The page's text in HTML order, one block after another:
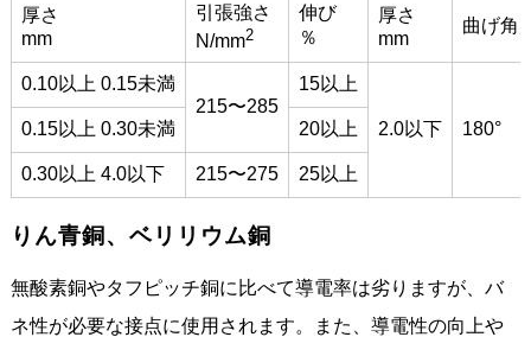
厚さ
mm
引張強さ
N/mm2
伸び
％
厚さ
mm
曲げ角
0.10以上 0.15未満
215〜285
15以上
2.0以下 180°
0.15以上 0.30未満 20以上
0.30以上 4.0以下 215〜275 25以上
りん青銅、ベリリウム銅
無酸素銅やタフピッチ銅に比べて導電率は劣りますが、バ
ネ性が必要な接点に使用されます。また、導電性の向上や